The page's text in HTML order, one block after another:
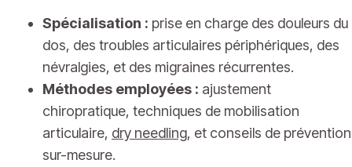
Spécialisation : prise en charge des douleurs du
dos, des troubles articulaires périphériques, des
névralgies, et des migraines récurrentes.
Méthodes employées : ajustement
chiropratique, techniques de mobilisation
articulaire, dry needling, et conseils de prévention
sur-mesure.